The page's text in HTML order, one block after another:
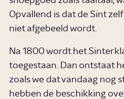
Opvallend is dat de Sint
niet afgebeeld wordt.
Na 1800 wordt het
toegestaan. Dan ontstaat
zoals we dat vandaag nog
hebben de beschikking